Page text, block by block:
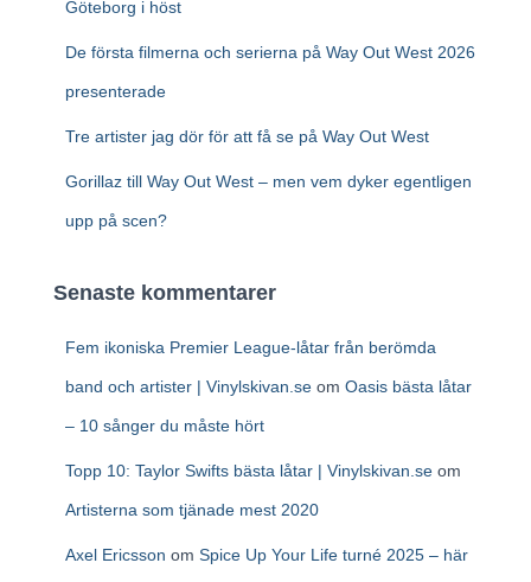
Göteborg i höst
De första filmerna och serierna på Way Out West 2026
presenterade
Tre artister jag dör för att få se på Way Out West
Gorillaz till Way Out West – men vem dyker egentligen
upp på scen?
Senaste kommentarer
Fem ikoniska Premier League-låtar från berömda
band och artister | Vinylskivan.se om Oasis bästa låtar
– 10 sånger du måste hört
Topp 10: Taylor Swifts bästa låtar | Vinylskivan.se om
Artisterna som tjänade mest 2020
Axel Ericsson om Spice Up Your Life turné 2025 – här